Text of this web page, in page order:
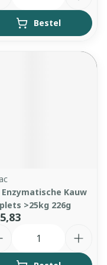
Bestel
Enzymatische Kauw
>25kg 226g